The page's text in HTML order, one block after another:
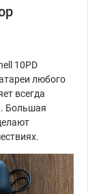
10PD
любого
всегда
Большая